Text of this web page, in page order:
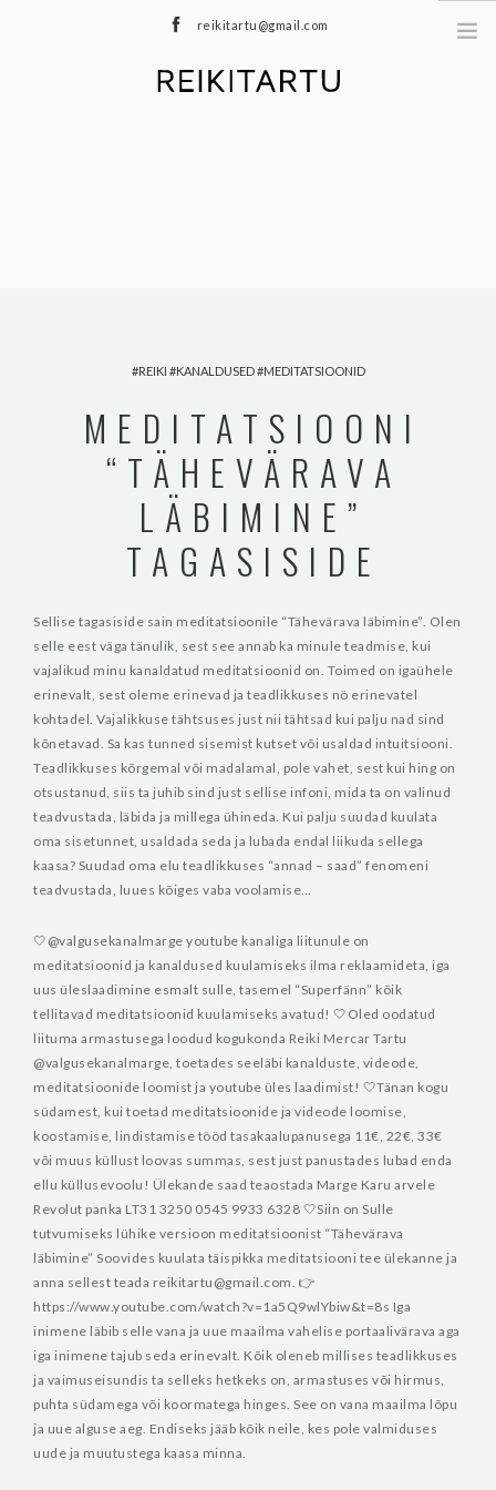
reikitartu@gmail.com
REIKI KANALDUSED MEDITATSIOONID
MEDITATSIOONI
“TÄHEVÄRAVA
LÄBIMINE”
TAGASISIDE
Sellise tagasiside sain meditatsioonile “Tähevärava läbimine”. Olen
selle eest väga tänulik, sest see annab ka minule teadmise, kui
vajalikud minu kanaldatud meditatsioonid on. Toimed on igaühele
erinevalt, sest oleme erinevad ja teadlikkuses nö erinevatel
kohtadel. Vajalikkuse tähtsuses just nii tähtsad kui palju nad sind
kõnetavad. Sa kas tunned sisemist kutset või usaldad intuitsiooni.
Teadlikkuses kõrgemal või madalamal, pole vahet, sest kui hing on
otsustanud, siis ta juhib sind just sellise infoni, mida ta on valinud
teadvustada, läbida ja millega ühineda. Kui palju suudad kuulata
oma sisetunnet, usaldada seda ja lubada endal liikuda sellega
kaasa? Suudad oma elu teadlikkuses “annad – saad” fenomeni
teadvustada, luues kõiges vaba voolamise…
🤍@valgusekanalmarge youtube kanaliga liitunule on
meditatsioonid ja kanaldused kuulamiseks ilma reklaamideta, iga
uus üleslaadimine esmalt sulle, tasemel “Superfänn” kõik
tellitavad meditatsioonid kuulamiseks avatud! 🤍Oled oodatud
liituma armastusega loodud kogukonda Reiki Mercar Tartu
@valgusekanalmarge, toetades seeläbi kanalduste, videode,
meditatsioonide loomist ja youtube üles laadimist! 🤍Tänan kogu
südamest, kui toetad meditatsioonide ja videode loomise,
koostamise, lindistamise tööd tasakaalupanusega 11€, 22€, 33€
või muus küllust loovas summas, sest just panustades lubad enda
ellu küllusevoolu! Ülekande saad teaostada Marge Karu arvele
Revolut panka LT31 3250 0545 9933 6328 🤍Siin on Sulle
tutvumiseks lühike versioon meditatsioonist “Tähevärava
läbimine” Soovides kuulata täispikka meditatsiooni tee ülekanne ja
anna sellest teada reikitartu@gmail.com. 👉
https://www.youtube.com/watch?v=1a5Q9wlYbiw&t=8s Iga
inimene läbib selle vana ja uue maailma vahelise portaalivärava aga
iga inimene tajub seda erinevalt. Kõik oleneb millises teadlikkuses
ja vaimuseisundis ta selleks hetkeks on, armastuses või hirmus,
puhta südamega või koormatega hinges. See on vana maailma lõpu
ja uue alguse aeg. Endiseks jääb kõik neile, kes pole valmiduses
uude ja muutustega kaasa minna.